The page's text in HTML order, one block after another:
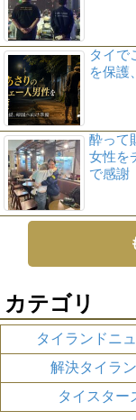
タイで
を保護
酔って
女性を
で感謝
カテゴリ
タイランドニ
解決タイラ
タイスター